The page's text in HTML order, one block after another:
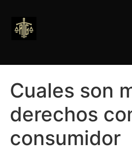
Cuales son
derechos
consumidor